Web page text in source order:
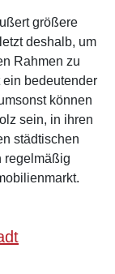
größere
deshalb, um
Rahmen zu
ein bedeutender
können
sein, in ihren
städtischen
regelmäßig